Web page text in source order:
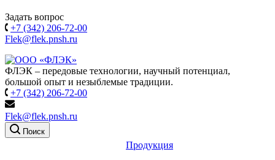
Задать вопрос
+7 (342) 206-72-00
Flek@flek.pnsh.ru
ФЛЭК – передовые технологии, научный потенциал,
большой опыт и незыблемые традиции.
+7 (342) 206-72-00
Flek@flek.pnsh.ru
Поиск
Продукция